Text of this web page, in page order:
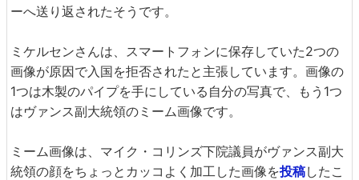
ーへ送り返されたそうです。
ミケルセンさんは、スマートフォンに保存していた2つの
画像が原因で入国を拒否されたと主張しています。画像の
1つは木製のパイプを手にしている自分の写真で、もう1つ
はヴァンス副大統領のミーム画像です。
ミーム画像は、マイク・コリンズ下院議員がヴァンス副大
統領の顔をちょっとカッコよく加工した画像を投稿したこ